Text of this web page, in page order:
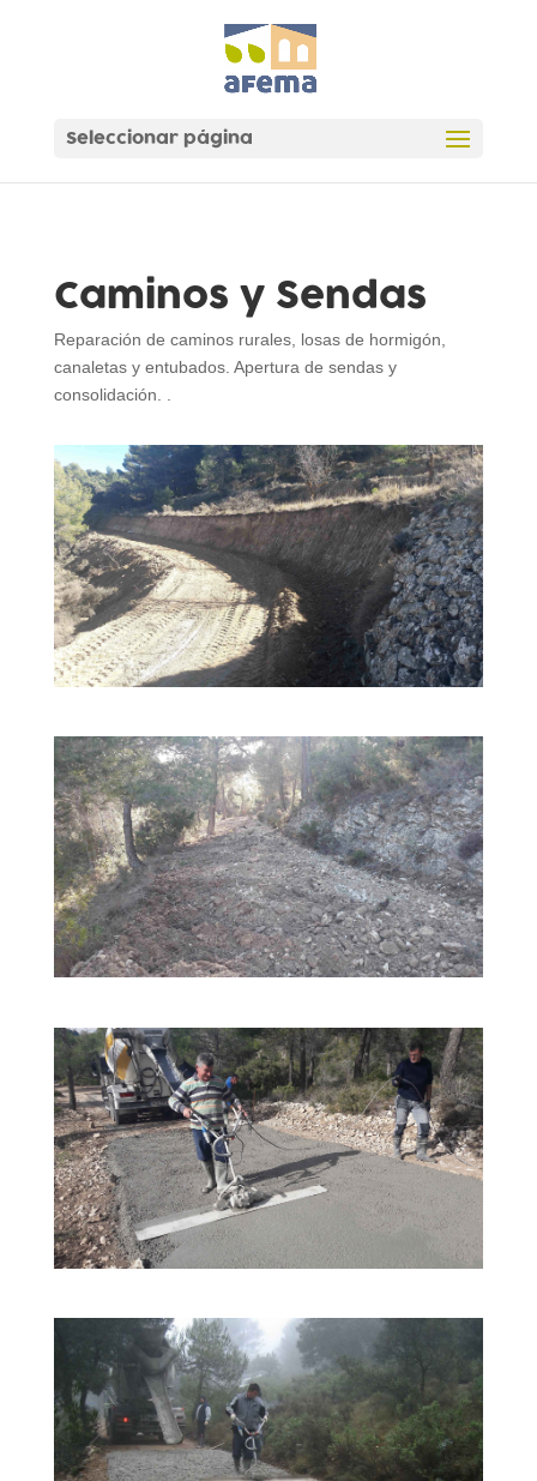
Seleccionar página
Caminos y Sendas
Reparación de caminos rurales, losas de hormigón,
canaletas y entubados. Apertura de sendas y
consolidación. .